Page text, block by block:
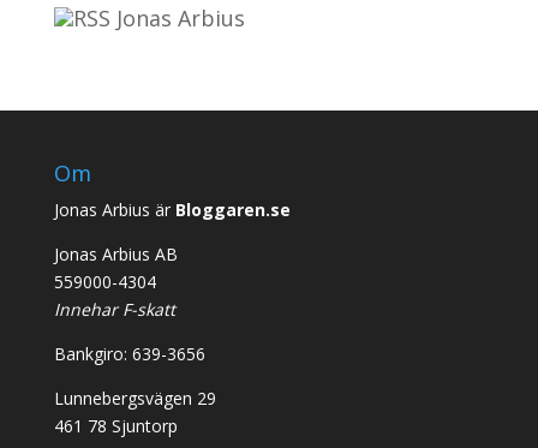
Jonas Arbius
Om
Jonas Arbius är Bloggaren.se
Jonas Arbius AB
559000-4304
Innehar F-skatt
Bankgiro: 639-3656
Lunnebergsvägen 29
461 78 Sjuntorp